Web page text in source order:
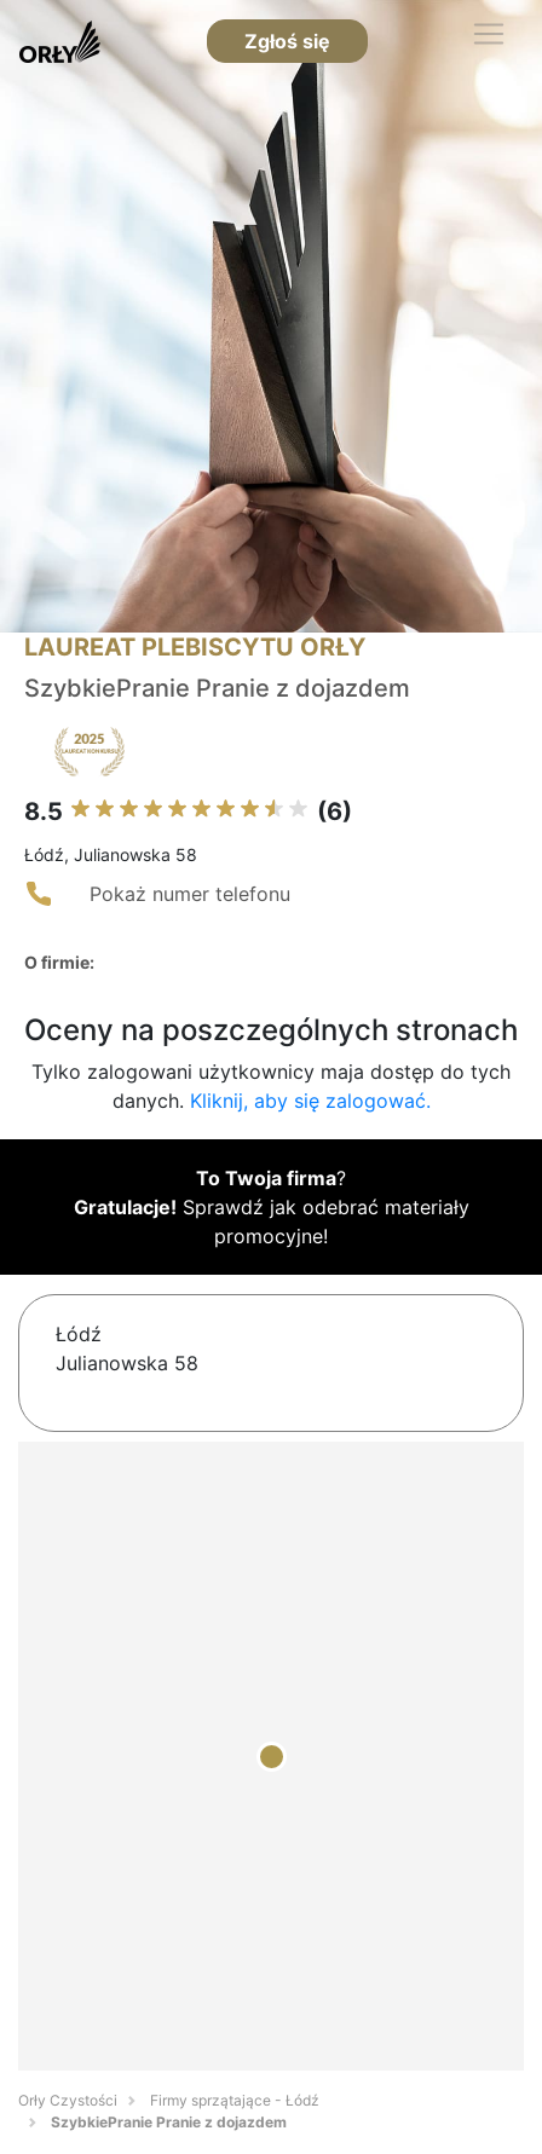
Zgłoś się
LAUREAT PLEBISCYTU ORŁY
SzybkiePranie Pranie z dojazdem
8.5 (6)
Łódź, Julianowska 58
Pokaż numer telefonu
O firmie:
Oceny na poszczególnych stronach
Tylko zalogowani użytkownicy maja dostęp do tych
danych. Kliknij, aby się zalogować.
To Twoja firma?
Gratulacje! Sprawdź jak odebrać materiały
promocyjne!
Łódź
Julianowska 58
Orły Czystości
Firmy sprzątające - Łódź
SzybkiePranie Pranie z dojazdem